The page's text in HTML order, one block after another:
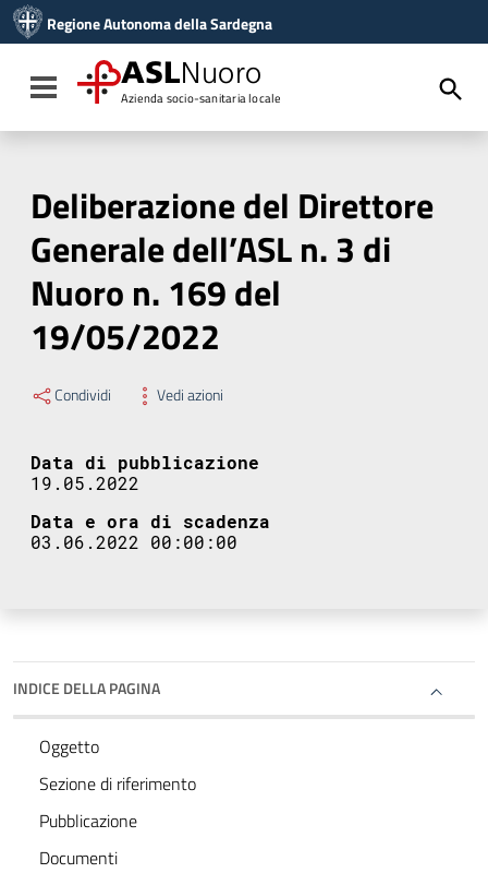
Vai al menu di navigazione
Vai al footer
Regione Autonoma della Sardegna
Toggle navigation
ASLNuoro
Azienda socio-sanitaria locale
Deliberazione del Direttore
Generale dell’ASL n. 3 di
Nuoro n. 169 del
19/05/2022
Condividi Vedi azioni
Data di pubblicazione
19.05.2022
Data e ora di scadenza
03.06.2022 00:00:00
INDICE DELLA PAGINA
Oggetto
Sezione di riferimento
Pubblicazione
Documenti